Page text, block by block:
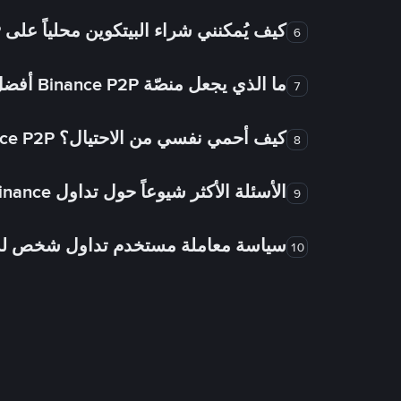
6 كيف يُمكنني شراء البيتكوين محلياً على Binance P2P؟
7 ما الذي يجعل منصّة Binance P2P أفضل من الأسواق الأخرى للتداول من شخص لشخص؟
8 كيف أحمي نفسي من الاحتيال؟ Binance P2P ضمان FTW!
9 الأسئلة الأكثر شيوعاً حول تداول Binance شخص لشخص
10 سياسة معاملة مستخدم تداول